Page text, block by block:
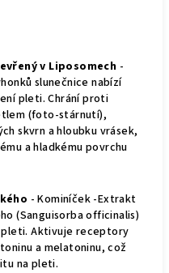
v Liposomech -
slunečnice nabízí
pleti. Chrání proti
(foto-stárnutí),
skvrn a hloubku vrásek,
a hladkému povrchu
- Kominíček -Extrakt
(Sanguisorba officinalis)
Aktivuje receptory
a melatoninu, což
na pleti.